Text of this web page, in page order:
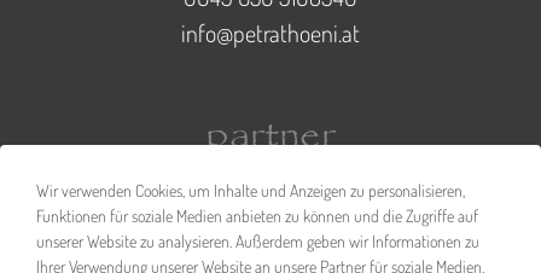
info@petrathoeni.at
partner
Wir verwenden Cookies, um Inhalte und Anzeigen zu personalisieren,
Funktionen für soziale Medien anbieten zu können und die Zugriffe auf
unserer Website zu analysieren. Außerdem geben wir Informationen zu
Ihrer Verwendung unserer Website an unsere Partner für soziale Medien,